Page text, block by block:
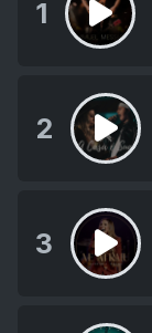
1
2
3